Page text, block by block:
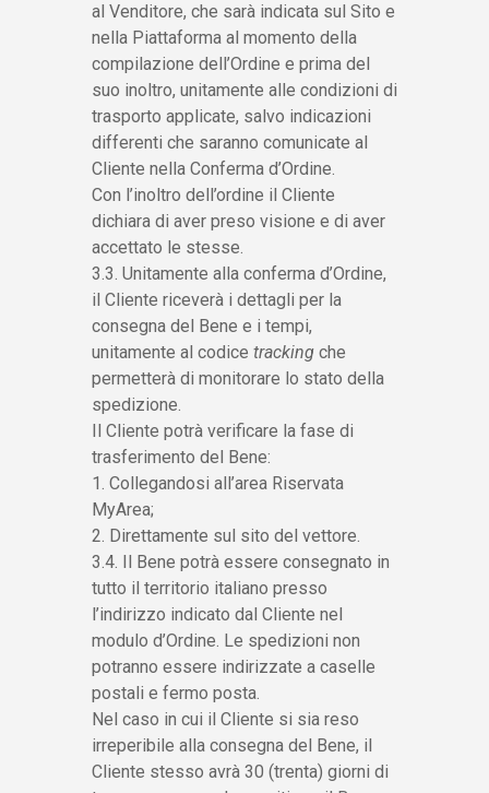
al Venditore, che sarà indicata sul Sito e
nella Piattaforma al momento della
compilazione dell’Ordine e prima del
suo inoltro, unitamente alle condizioni di
trasporto applicate, salvo indicazioni
differenti che saranno comunicate al
Cliente nella Conferma d’Ordine.
Con l’inoltro dell’ordine il Cliente
dichiara di aver preso visione e di aver
accettato le stesse.
3.3. Unitamente alla conferma d’Ordine,
il Cliente riceverà i dettagli per la
consegna del Bene e i tempi,
unitamente al codice tracking che
permetterà di monitorare lo stato della
spedizione.
Il Cliente potrà verificare la fase di
trasferimento del Bene:
1. Collegandosi all’area Riservata
MyArea;
2. Direttamente sul sito del vettore.
3.4. Il Bene potrà essere consegnato in
tutto il territorio italiano presso
l’indirizzo indicato dal Cliente nel
modulo d’Ordine. Le spedizioni non
potranno essere indirizzate a caselle
postali e fermo posta.
Nel caso in cui il Cliente si sia reso
irreperibile alla consegna del Bene, il
Cliente stesso avrà 30 (trenta) giorni di